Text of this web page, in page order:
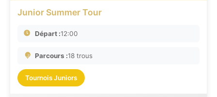
Junior Summer Tour
Départ :12:00
Parcours :18 trous
Tournois Juniors